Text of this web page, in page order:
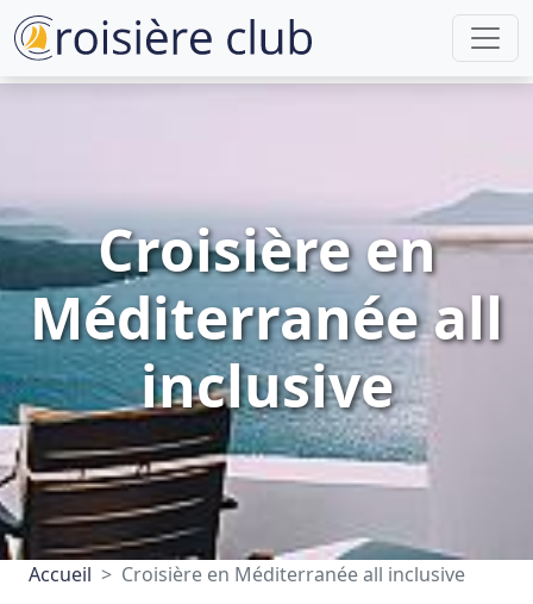
Croisière en
Méditerranée all
inclusive
Accueil Croisière en Méditerranée all inclusive